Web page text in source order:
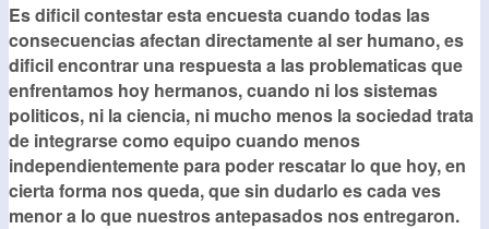
Es dificil contestar esta encuesta cuando todas las
consecuencias afectan directamente al ser humano, es
dificil encontrar una respuesta a las problematicas que
enfrentamos hoy hermanos, cuando ni los sistemas
politicos, ni la ciencia, ni mucho menos la sociedad trata
de integrarse como equipo cuando menos
independientemente para poder rescatar lo que hoy, en
cierta forma nos queda, que sin dudarlo es cada ves
menor a lo que nuestros antepasados nos entregaron.